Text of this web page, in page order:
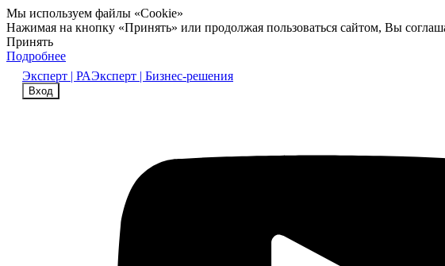
Мы используем файлы «Cookie»
Нажимая на кнопку «Принять» или продолжая пользоваться сайтом, Вы
Принять
Подробнее
Эксперт | РАЭксперт | Бизнес-решения
Вход